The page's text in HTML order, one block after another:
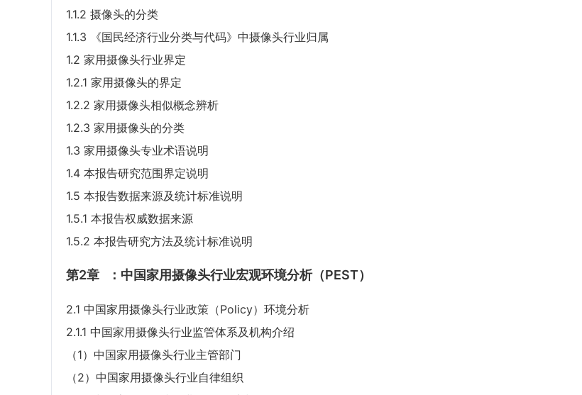
1.1.2 摄像头的分类
1.1.3 《国民经济行业分类与代码》中摄像头行业归属
1.2 家用摄像头行业界定
1.2.1 家用摄像头的界定
1.2.2 家用摄像头相似概念辨析
1.2.3 家用摄像头的分类
1.3 家用摄像头专业术语说明
1.4 本报告研究范围界定说明
1.5 本报告数据来源及统计标准说明
1.5.1 本报告权威数据来源
1.5.2 本报告研究方法及统计标准说明
第2章 ：中国家用摄像头行业宏观环境分析（PEST）
2.1 中国家用摄像头行业政策（Policy）环境分析
2.1.1 中国家用摄像头行业监管体系及机构介绍
（1）中国家用摄像头行业主管部门
（2）中国家用摄像头行业自律组织